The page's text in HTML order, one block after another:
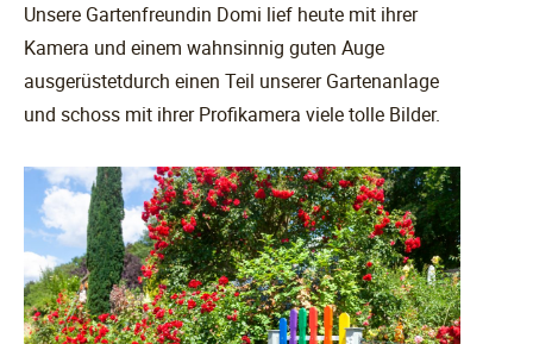
Unsere Gartenfreundin Domi lief heute mit ihrer
Kamera und einem wahnsinnig guten Auge
ausgerüstetdurch einen Teil unserer Gartenanlage
und schoss mit ihrer Profikamera viele tolle Bilder.